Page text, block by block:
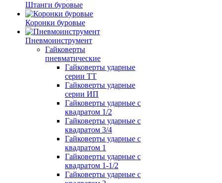
Штанги буровые
Коронки буровые
Пневмоинструмент
Гайковерты
пневматические
Гайковерты ударные
серии ТТ
Гайковерты ударные
серии ИП
Гайковерты ударные с
квадратом 1/2
Гайковерты ударные с
квадратом 3/4
Гайковерты ударные с
квадратом 1
Гайковерты ударные с
квадратом 1-1/2
Гайковерты ударные с